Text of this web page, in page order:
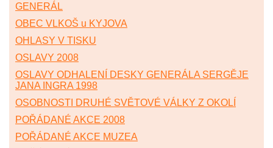
GENERÁL
OBEC VLKOŠ u KYJOVA
OHLASY V TISKU
OSLAVY 2008
OSLAVY ODHALENÍ DESKY GENERÁLA SERGĚJE
JANA INGRA 1998
OSOBNOSTI DRUHÉ SVĚTOVÉ VÁLKY Z OKOLÍ
POŘÁDANÉ AKCE 2008
POŘÁDANÉ AKCE MUZEA